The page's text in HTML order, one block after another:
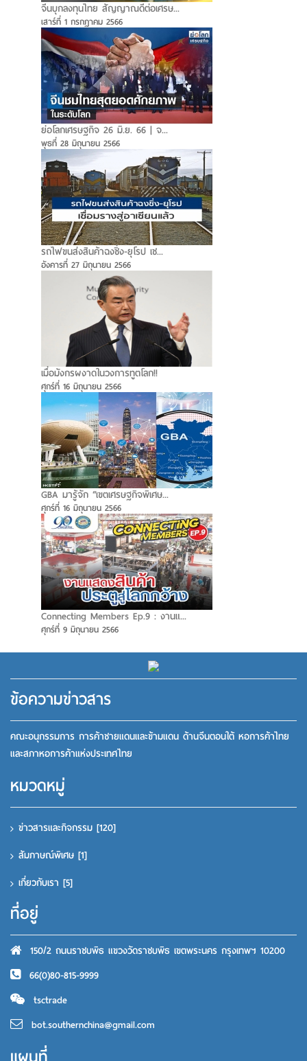
จีนบุกลงทุนไทย สัญญาณดีต่อเศรษ...
เสาร์ที่ 1 กรกฎาคม 2566
ย่อโลกเศรษฐกิจ 26 มิ.ย. 66 | จ...
พุธที่ 28 มิถุนายน 2566
รถไฟขนส่งสินค้าฉงชิ่ง-ยุโรป เช...
อังคารที่ 27 มิถุนายน 2566
เมื่อมังกรผงาดในวงการทูตโลก!!
ศุกร์ที่ 16 มิถุนายน 2566
GBA มารู้จัก “เขตเศรษฐกิจพิเศษ...
ศุกร์ที่ 16 มิถุนายน 2566
Connecting Members Ep.9 : งานแ...
ศุกร์ที่ 9 มิถุนายน 2566
ข้อความข่าวสาร
คณะอนุกรรมการ การค้าชายแดนและข้ามแดน ด้านจีนตอนใต้ หอการค้าไทย
และสภาหอการค้าแห่งประเทศไทย
หมวดหมู่
ข่าวสารและกิจกรรม [120]
สัมภาษณ์พิเศษ [1]
เกี่ยวกับเรา [5]
ที่อยู่
150/2 ถนนราชบพิธ แขวงวัดราชบพิธ เขตพระนคร กรุงเทพฯ 10200
66(0)80-815-9999
tsctrade
bot.southernchina@gmail.com